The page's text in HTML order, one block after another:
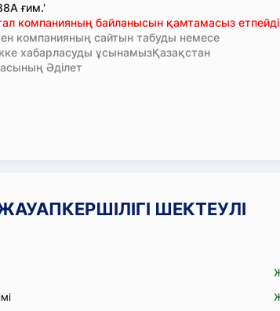
ғим.'
компанияның байланысын қамтамасыз етпейді
компанияның сайтын табуды немесе
хабарласуды ұсынамызҚазақстан
Әділет
ЖАУАПКЕРШІЛІГІ ШЕКТЕУЛІ